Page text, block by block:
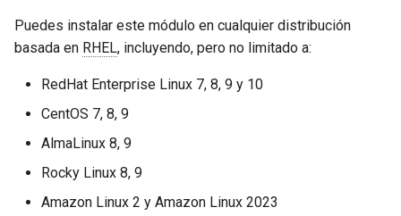
a
n $browser_version
\$compression_original_accept_encoding
balancer
cache
Rocky Linux
Módulos de NGINX para el
Paquetes RPM
Módulos de NGINX de cPanel
EA4 - Convierte ea-nginx en
una potencia de rendimiento y
Puedes instalar este módulo en cualquier distribución
basada en RHEL, incluyendo, pero no limitado a:
RedHat Enterprise Linux 7, 8, 9 y 10
CentOS 7, 8, 9
AlmaLinux 8, 9
Rocky Linux 8, 9
Amazon Linux 2 y Amazon Linux 2023